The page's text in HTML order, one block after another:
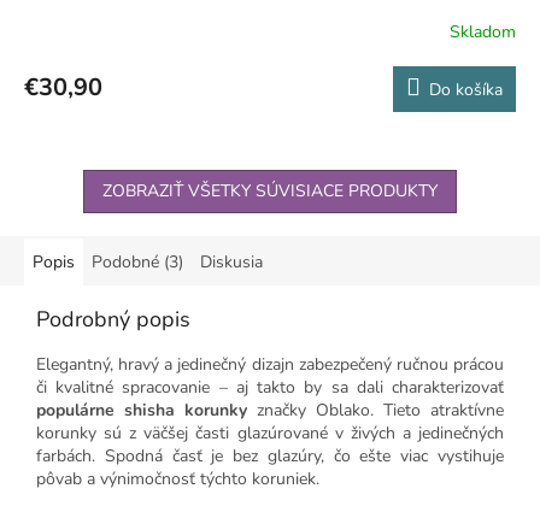
Skladom
€30,90 Do košíka
ZOBRAZIŤ VŠETKY SÚVISIACE PRODUKTY
Popis Podobné (3) Diskusia
Podrobný popis
Elegantný, hravý a jedinečný dizajn zabezpečený ručnou prácou
či kvalitné spracovanie – aj takto by sa dali charakterizovať
populárne shisha korunky značky Oblako. Tieto atraktívne
korunky sú z väčšej časti glazúrované v živých a jedinečných
farbách. Spodná časť je bez glazúry, čo ešte viac vystihuje
pôvab a výnimočnosť týchto koruniek.